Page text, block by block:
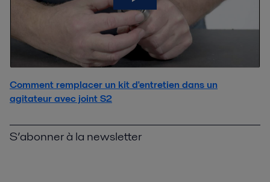
Comment remplacer un kit d'entretien dans un
agitateur avec joint S2
S’abonner à la newsletter